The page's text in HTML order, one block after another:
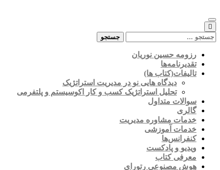
to
content
جستجو
رزومه حسین نوریان
تقدیرنامه‌ها
تالیفات(کتاب ها)
دیدگاه هایی نو در مدیریت استراتژیک
تحلیل استراتژیک کسب و کار اکوسیستم و پلتفرمی
سوالات متداول
گالری
خدمات مشاوره مدیریت
خدمات آموزشی
کنفرانس‌ها
ویدیو و پادکست
معرفی کتاب
هوش مصنوعی رتورای